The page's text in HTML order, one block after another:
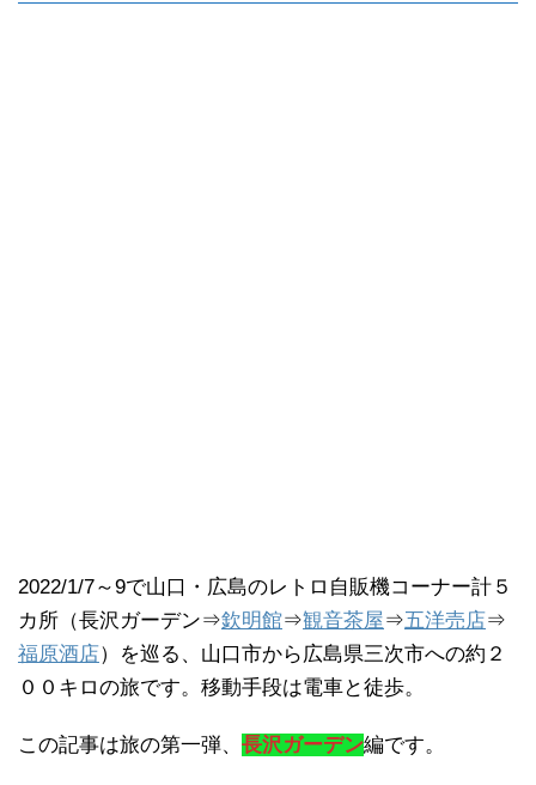
2022/1/7～9で山口・広島のレトロ自販機コーナー計５
カ所（長沢ガーデン⇒欽明館⇒観音茶屋⇒五洋売店⇒
福原酒店）を巡る、山口市から広島県三次市への約２
００キロの旅です。移動手段は電車と徒歩。
この記事は旅の第一弾、 長沢ガーデン編です。